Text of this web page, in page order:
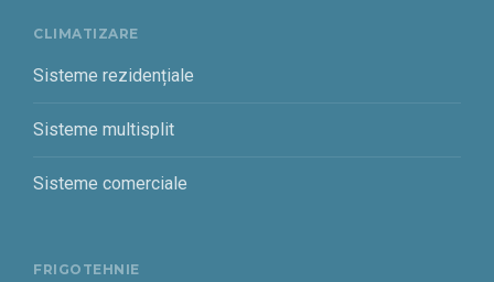
CLIMATIZARE
Sisteme rezidențiale
Sisteme multisplit
Sisteme comerciale
FRIGOTEHNIE